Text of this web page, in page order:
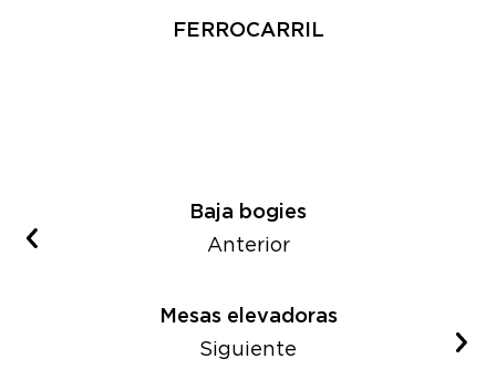
FERROCARRIL
Baja bogies
Anterior
Mesas elevadoras
Siguiente